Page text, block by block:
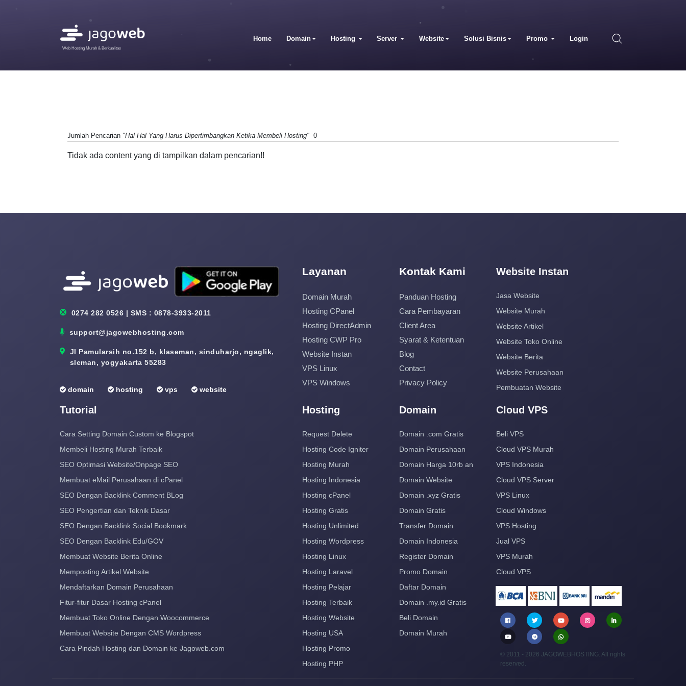
Web Hosting Murah & Berkualitas
Home Domain Hosting Server Website Solusi Bisnis Promo Login
Jumlah Pencarian "Hal Hal Yang Harus Dipertimbangkan Ketika Membeli Hosting" 0
Tidak ada content yang di tampilkan dalam pencarian!!
0274 282 0526 | SMS : 0878-3933-2011
support@jagowebhosting.com
Jl Pamularsih no.152 b, klaseman, sinduharjo, ngaglik,
sleman, yogyakarta 55283
domain hosting vps website
Layanan
Domain Murah
Hosting CPanel
Hosting DirectAdmin
Hosting CWP Pro
Website Instan
VPS Linux
VPS Windows
Kontak Kami
Panduan Hosting
Cara Pembayaran
Client Area
Syarat & Ketentuan
Blog
Contact
Privacy Policy
Website Instan
Jasa Website
Website Murah
Website Artikel
Website Toko Online
Website Berita
Website Perusahaan
Pembuatan Website
Tutorial
Cara Setting Domain Custom ke Blogspot
Membeli Hosting Murah Terbaik
SEO Optimasi Website/Onpage SEO
Membuat eMail Perusahaan di cPanel
SEO Dengan Backlink Comment BLog
SEO Pengertian dan Teknik Dasar
SEO Dengan Backlink Social Bookmark
SEO Dengan Backlink Edu/GOV
Membuat Website Berita Online
Memposting Artikel Website
Mendaftarkan Domain Perusahaan
Fitur-fitur Dasar Hosting cPanel
Membuat Toko Online Dengan Woocommerce
Membuat Website Dengan CMS Wordpress
Cara Pindah Hosting dan Domain ke Jagoweb.com
Hosting
Request Delete
Hosting Code Igniter
Hosting Murah
Hosting Indonesia
Hosting cPanel
Hosting Gratis
Hosting Unlimited
Hosting Wordpress
Hosting Linux
Hosting Laravel
Hosting Pelajar
Hosting Terbaik
Hosting Website
Hosting USA
Hosting Promo
Hosting PHP
Domain
Domain .com Gratis
Domain Perusahaan
Domain Harga 10rb an
Domain Website
Domain .xyz Gratis
Domain Gratis
Transfer Domain
Domain Indonesia
Register Domain
Promo Domain
Daftar Domain
Domain .my.id Gratis
Beli Domain
Domain Murah
Cloud VPS
Beli VPS
Cloud VPS Murah
VPS Indonesia
Cloud VPS Server
VPS Linux
Cloud Windows
VPS Hosting
Jual VPS
VPS Murah
Cloud VPS
© 2011 - 2026 JAGOWEBHOSTING. All rights
reserved.